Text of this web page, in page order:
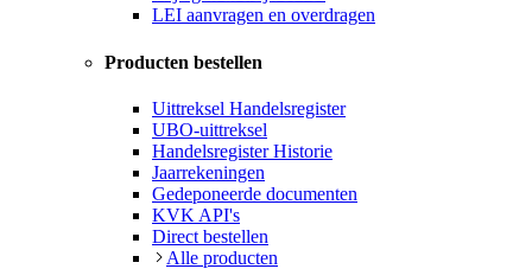
LEI aanvragen en overdragen
Producten bestellen
Uittreksel Handelsregister
UBO-uittreksel
Handelsregister Historie
Jaarrekeningen
Gedeponeerde documenten
KVK API's
Direct bestellen
Alle producten